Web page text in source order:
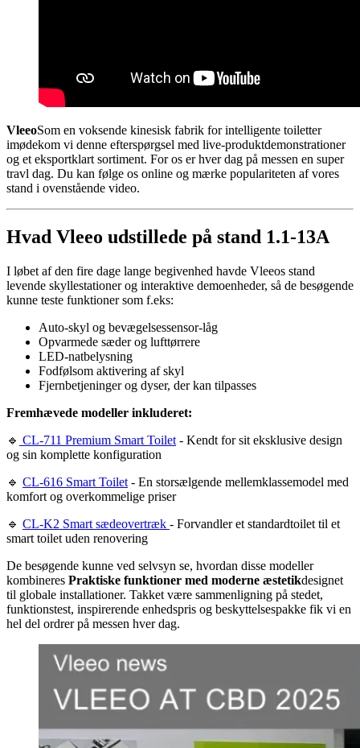
VleeoSom en voksende kinesisk fabrik for intelligente toiletter
imødekom vi denne efterspørgsel med live-produktdemonstrationer
og et eksportklart sortiment. For os er hver dag på messen en super
travl dag. Du kan følge os online og mærke populariteten af vores
stand i ovenstående video.
Hvad Vleeo udstillede på stand 1.1-13A
I løbet af den fire dage lange begivenhed havde Vleeos stand
levende skyllestationer og interaktive demoenheder, så de besøgende
kunne teste funktioner som f.eks:
Auto-skyl og bevægelsessensor-låg
Opvarmede sæder og lufttørrere
LED-natbelysning
Fodfølsom aktivering af skyl
Fjernbetjeninger og dyser, der kan tilpasses
Fremhævede modeller inkluderet:
🔹 CL-711 Premium Smart Toilet - Kendt for sit eksklusive design
og sin komplette konfiguration
🔹 CL-616 Smart Toilet - En storsælgende mellemklassemodel med
komfort og overkommelige priser
🔹 CL-K2 Smart sædeovertræk - Forvandler et standardtoilet til et
smart toilet uden renovering
De besøgende kunne ved selvsyn se, hvordan disse modeller
kombineres Praktiske funktioner med moderne æstetikdesignet
til globale installationer. Takket være sammenligning på stedet,
funktionstest, inspirerende enhedspris og beskyttelsespakke fik vi en
hel del ordrer på messen hver dag.